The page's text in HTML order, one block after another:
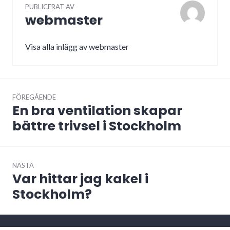
PUBLICERAT AV
webmaster
Visa alla inlägg av webmaster
FÖREGÅENDE
Föregående
inlägg:
En bra ventilation skapar
bättre trivsel i Stockholm
NÄSTA
Nästa
inlägg:
Var hittar jag kakel i
Stockholm?